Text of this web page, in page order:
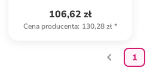
106,62 zł
Cena producenta: 130,28 zł*
1